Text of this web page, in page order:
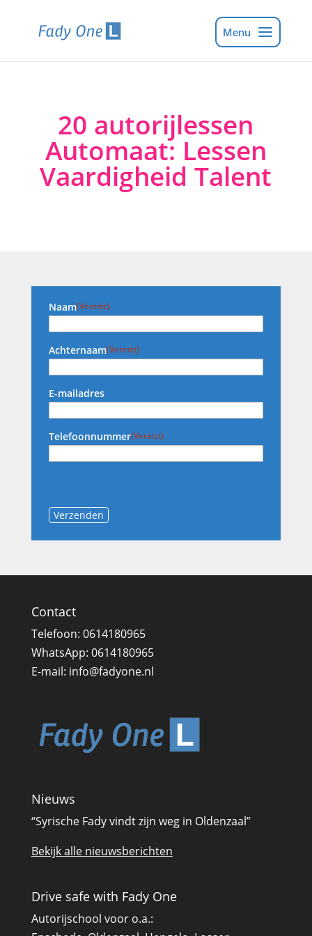
20 autorijlessen
Automaat: Lessen
Vaardigheid Talent
Naam(Vereist)
Achternaam(Vereist)
E-mailadres
Telefoonnummer(Vereist)
Verzenden
Contact
Telefoon: 0614180965
WhatsApp: 0614180965
E-mail: info@fadyone.nl
Nieuws
“Syrische Fady vindt zijn weg in Oldenzaal”
Bekijk alle nieuwsberichten
Drive safe with Fady One
Autorijschool voor o.a.: